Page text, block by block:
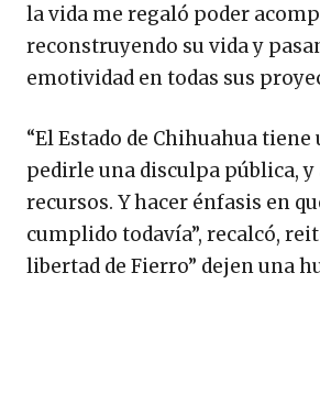
la vida me regaló poder
reconstruyendo su vida y
emotividad en todas sus
“El Estado de Chihuahua
pedirle una disculpa pública,
recursos. Y hacer énfasis en
cumplido todavía”, recalcó,
libertad de Fierro” dejen una